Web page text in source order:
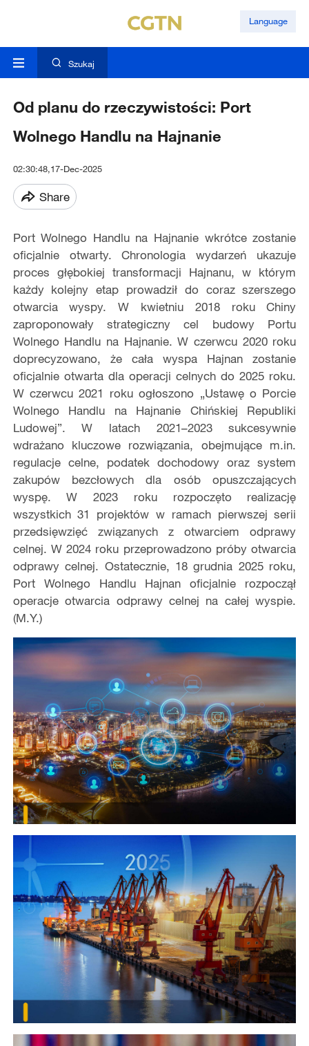
Language
Szukaj
Od planu do rzeczywistości: Port
Wolnego Handlu na Hajnanie
02:30:48,17-Dec-2025
Share
Port Wolnego Handlu na Hajnanie wkrótce zostanie
oficjalnie otwarty. Chronologia wydarzeń ukazuje
proces głębokiej transformacji Hajnanu, w którym
każdy kolejny etap prowadził do coraz szerszego
otwarcia wyspy. W kwietniu 2018 roku Chiny
zaproponowały strategiczny cel budowy Portu
Wolnego Handlu na Hajnanie. W czerwcu 2020 roku
doprecyzowano, że cała wyspa Hajnan zostanie
oficjalnie otwarta dla operacji celnych do 2025 roku.
W czerwcu 2021 roku ogłoszono „Ustawę o Porcie
Wolnego Handlu na Hajnanie Chińskiej Republiki
Ludowej”. W latach 2021–2023 sukcesywnie
wdrażano kluczowe rozwiązania, obejmujące m.in.
regulacje celne, podatek dochodowy oraz system
zakupów bezcłowych dla osób opuszczających
wyspę. W 2023 roku rozpoczęto realizację
wszystkich 31 projektów w ramach pierwszej serii
przedsięwzięć związanych z otwarciem odprawy
celnej. W 2024 roku przeprowadzono próby otwarcia
odprawy celnej. Ostatecznie, 18 grudnia 2025 roku,
Port Wolnego Handlu Hajnan oficjalnie rozpoczął
operacje otwarcia odprawy celnej na całej wyspie.
(M.Y.)